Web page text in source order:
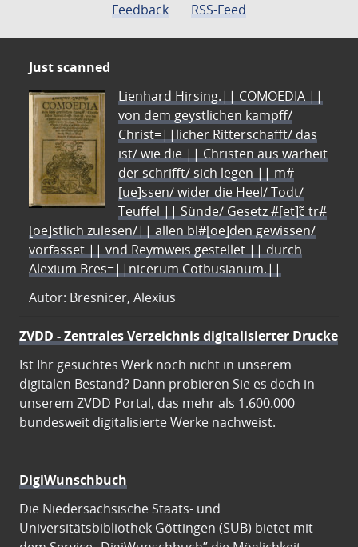
Feedback
RSS-Feed
Just scanned
Lienhard Hirsing.|| COMOEDIA ||
von dem geystlichen kampff/
Christ=||licher Ritterschafft/ das
ist/ wie die || Christen aus warheit
der schrifft/ sich legen || m#
[ue]ssen/ wider die Heel/ Todt/
Teuffel || Sünde/ Gesetz #[et]c̃ tr#
[oe]stlich zulesen/|| allen bl#[oe]den gewissen/
vorfasset || vnd Reymweis gestellet || durch
Alexium Bres=||nicerum Cotbusianum.||
Autor: Bresnicer, Alexius
ZVDD - Zentrales Verzeichnis digitalisierter Drucke
Ist Ihr gesuchtes Werk noch nicht in unserem
digitalen Bestand? Dann probieren Sie es doch in
unserem ZVDD Portal, das mehr als 1.600.000
bundesweit digitalisierte Werke nachweist.
DigiWunschbuch
Die Niedersächsische Staats- und
Universitätsbibliothek Göttingen (SUB) bietet mit